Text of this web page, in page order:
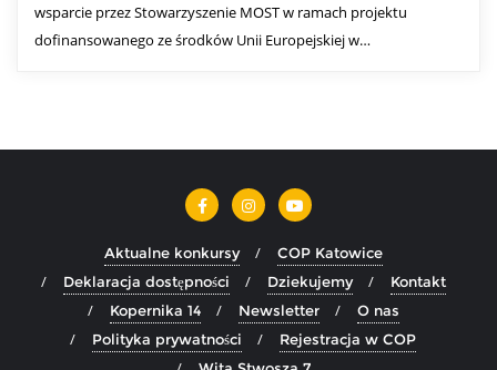
wsparcie przez Stowarzyszenie MOST w ramach projektu
dofinansowanego ze środków Unii Europejskiej w…
Aktualne konkursy
COP Katowice
Deklaracja dostępności
Dziekujemy
Kontakt
Kopernika 14
Newsletter
O nas
Polityka prywatności
Rejestracja w COP